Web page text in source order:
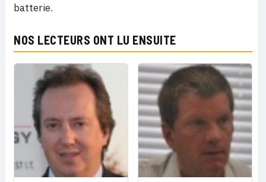
batterie.
NOS LECTEURS ONT LU ENSUITE